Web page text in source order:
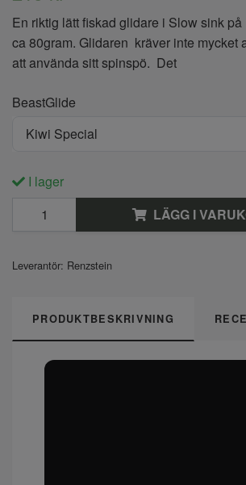
En riktig lätt fiskad glidare i Slow sink
ca 80gram. Glidaren kräver inte mycket
att använda sitt spinspö. Det
BeastGlide
Kiwi Special
I lager
LÄGG I
Leverantör: Renzstein
PRODUKTBESKRIVNING